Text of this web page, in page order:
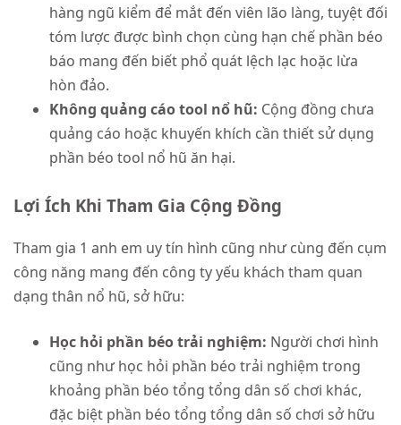
hàng ngũ kiểm để mắt đến viên lão làng, tuyệt đối
tóm lược được bình chọn cùng hạn chế phần béo
báo mang đến biết phổ quát lệch lạc hoặc lừa
hòn đảo.
Không quảng cáo tool nổ hũ: Cộng đồng chưa
quảng cáo hoặc khuyến khích cần thiết sử dụng
phần béo tool nổ hũ ăn hại.
Lợi Ích Khi Tham Gia Cộng Đồng
Tham gia 1 anh em uy tín hình cũng như cùng đến cụm
công năng mang đến công ty yếu khách tham quan
dạng thân nổ hũ, sở hữu:
Học hỏi phần béo trải nghiệm: Người chơi hình
cũng như học hỏi phần béo trải nghiệm trong
khoảng phần béo tổng tổng dân số chơi khác,
đặc biệt phần béo tổng tổng dân số chơi sở hữu